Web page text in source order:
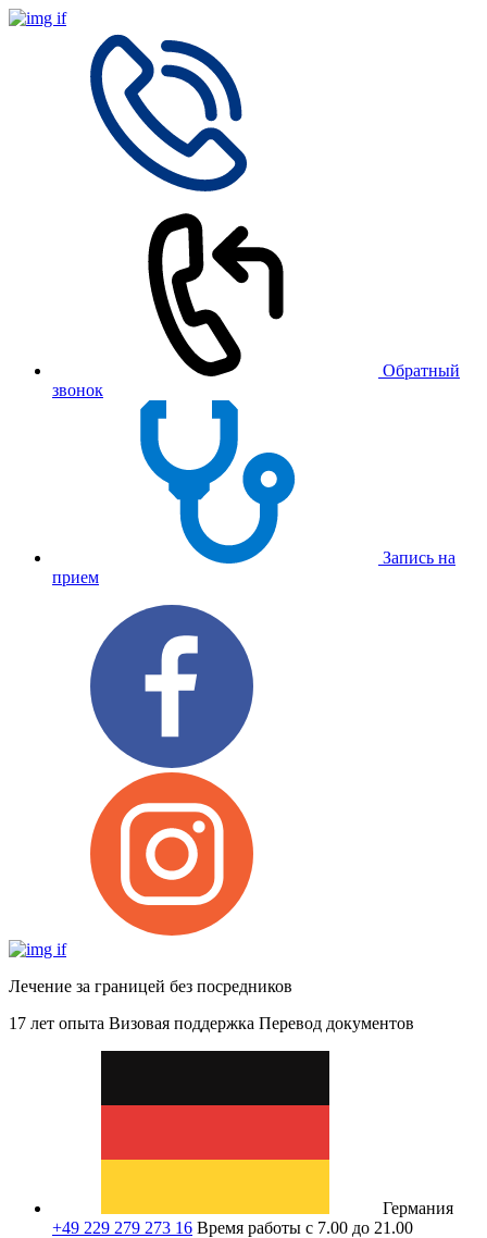
Обратный
звонок
Запись на
прием
Лечение за границей без посредников
17 лет опыта Визовая поддержка Перевод документов
Германия
+49 229 279 273 16 Время работы с 7.00 до 21.00